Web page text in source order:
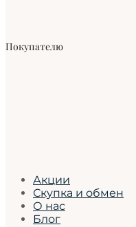
Покупателю
Акции
Скупка и обмен
О нас
Блог